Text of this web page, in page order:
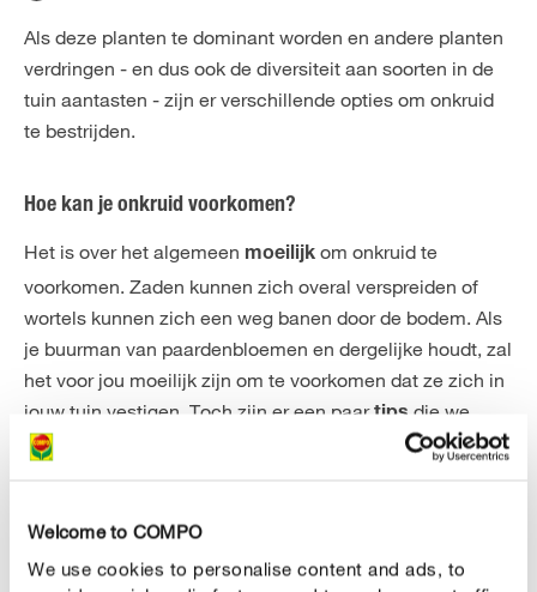
Welcome to COMPO
We use cookies to personalise content and ads, to
Als deze planten te dominant worden en andere planten
verdringen - en dus ook de diversiteit aan soorten in de
tuin aantasten - zijn er verschillende opties om onkruid
te bestrijden.
Hoe kan je onkruid voorkomen?
Het is over het algemeen moeilijk om onkruid te
voorkomen. Zaden kunnen zich overal verspreiden of
wortels kunnen zich een weg banen door de bodem. Als
je buurman van paardenbloemen en dergelijke houdt, zal
het voor jou moeilijk zijn om te voorkomen dat ze zich in
jouw tuin vestigen. Toch zijn er een paartips die we
kunnen delen als je je tuin zo onkruidvrij mogelijk wilt